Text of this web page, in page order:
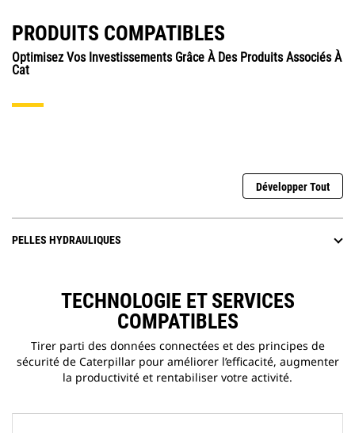
PRODUITS COMPATIBLES
Optimisez Vos Investissements Grâce À Des Produits Associés À
Cat
Développer Tout
PELLES HYDRAULIQUES
TECHNOLOGIE ET SERVICES
COMPATIBLES
Tirer parti des données connectées et des principes de
sécurité de Caterpillar pour améliorer l’efficacité, augmenter
la productivité et rentabiliser votre activité.